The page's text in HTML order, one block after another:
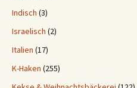
Indisch (3)
Israelisch (2)
Italien (17)
K-Haken (255)